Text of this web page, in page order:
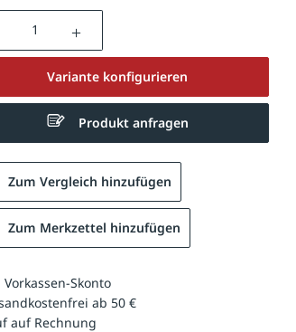
Anzahl: Gib den
Variante konfigurieren
Produkt anfragen
Zum Vergleich hinzufügen
Zum Merkzettel hinzufügen
Vorkassen-Skonto
ab 50 €
auf Rechnung